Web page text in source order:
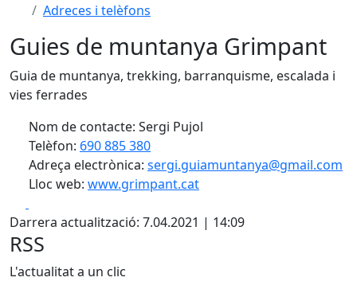
Adreces i telèfons
Guies de muntanya Grimpant
Guia de muntanya, trekking, barranquisme, escalada i
vies ferrades
Nom de contacte: Sergi Pujol
Telèfon: 690 885 380
Adreça electrònica: sergi.guiamuntanya@gmail.com
Lloc web: www.grimpant.cat
Darrera actualització: 7.04.2021 | 14:09
RSS
L'actualitat a un clic